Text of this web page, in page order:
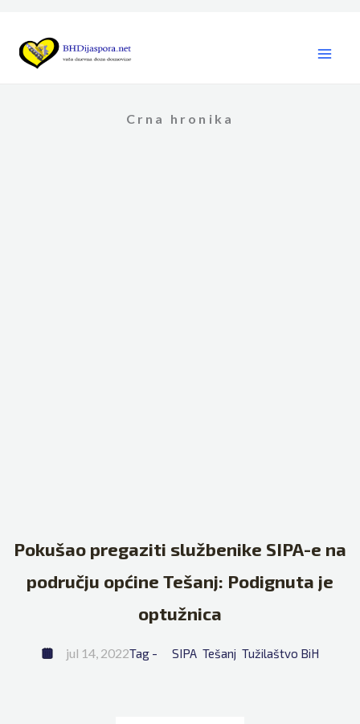
content
Crna hronika
Pokušao pregaziti službenike SIPA-e na
području općine Tešanj: Podignuta je
optužnica
jul 14, 2022Tag - SIPA Tešanj Tužilaštvo BiH